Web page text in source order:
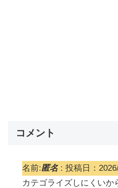
コメント
名前:匿名: 投稿日：
カテゴライズしにくいか